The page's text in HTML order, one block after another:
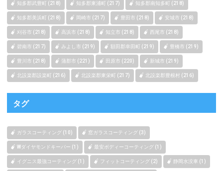
知多郡武豊町 (218) 知多郡東浦町 (217) 知多郡南知多町 (218)
知多郡美浜町 (218) 岡崎市 (217) 豊田市 (218) 安城市 (218)
刈谷市 (218) 高浜市 (218) 知立市 (218) 西尾市 (218)
碧南市 (217) みよし市 (219) 額田郡幸田町 (219) 豊橋市 (219)
豊川市 (218) 蒲郡市 (221) 田原市 (220) 新城市 (219)
北設楽郡設楽町 (216) 北設楽郡東栄町 (217) 北設楽郡豊根村 (216)
タグ
ガラスコーティング (10) 窓ガラスコーティング (3)
Wダイヤモンドキーパー (1) 最安ボディーコーティング (1)
イグニス最強コーティング (1) フィットコーティング (2) 静岡水没車 (1)